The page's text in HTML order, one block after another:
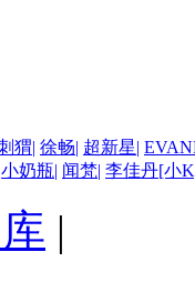
猬| 徐畅| 超新星|
小奶瓶| 闻梵| 李佳丹[小
|